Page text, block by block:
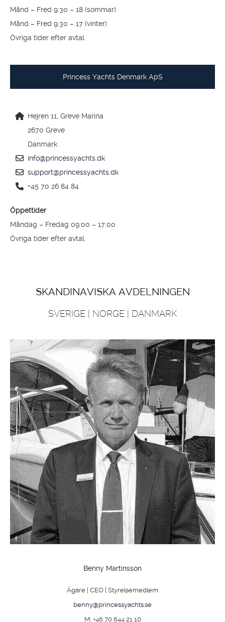
Månd – Fred 9:30 – 18 (sommar)
Månd – Fred 9:30 – 17 (vinter)
Övriga tider efter avtal.
Princess Yachts Denmark ApS
Hejren 11, Greve Marina
2670 Greve
Danmark
info@princessyachts.dk
support@princessyachts.dk
+45 70 26 84 84
Öppettider
Måndag – Fredag 09:00 – 17:00
Övriga tider efter avtal.
SKANDINAVISKA AVDELNINGEN
SVERIGE | NORGE | DANMARK
Benny Martinsson
Ägare | CEO | Styrelsemedlem
benny@princessyachts.se
M: +46 70 644 21 10